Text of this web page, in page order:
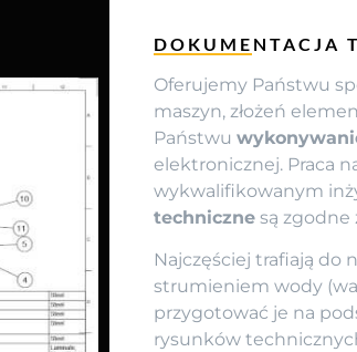
DOKUMENTACJA
Oferujemy Państwu
maszyn, złożeń
Państwu
elektronicznej. Praca
wykwalifikowanym
techniczne są zgodne
Najczęściej trafiają do
strumieniem wody
przygotować je na
rysunków